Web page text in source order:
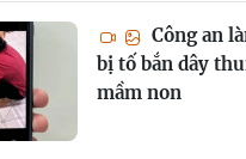
Công an
bị tố bắn dây
mầm non